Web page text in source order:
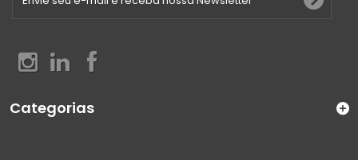
Categorias